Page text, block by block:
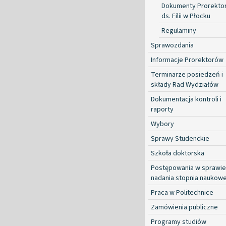
Dokumenty
ds. Filii w Płocku
Regulaminy
Sprawozdania
Informacje Prorektorów
Terminarze posiedzeń i
składy Rad Wydziałów
Dokumentacja kontroli i
raporty
Wybory
Sprawy Studenckie
Szkoła doktorska
Postępowania w sprawie
nadania stopnia
Praca w Politechnice
Zamówienia publiczne
Programy studiów